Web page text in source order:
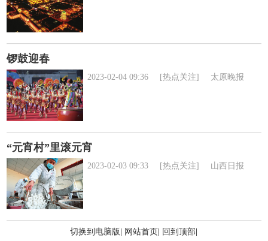
锣鼓迎春
2023-02-04 09:36 [热点关注] 太原晚报
“元宵村”里滚元宵
2023-02-03 09:33 [热点关注] 山西日报
切换到电脑版 网站首页 回到顶部